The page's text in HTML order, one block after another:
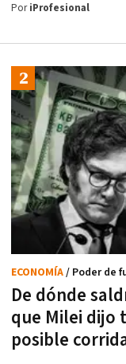
PoriProfesional
De dónde
que Milei dijo
posible
ECONOMÍA/ Poder de